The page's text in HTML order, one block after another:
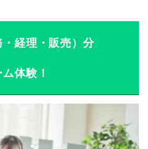
・経理・販売）分
体験！